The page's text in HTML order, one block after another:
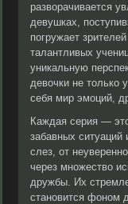
разворачивается
девушках,
погружает
талантливых
уникальную
девочки не только
себя мир эмоций,
Каждая серия —
забавных
слез, от
через множество
дружбы. Их
становится фоном